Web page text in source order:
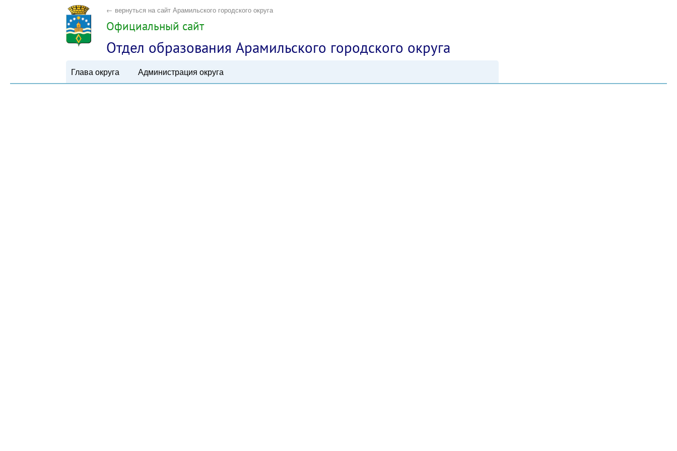
← вернуться на сайт Арамильского городского округа
Официальный сайт
Отдел образования Арамильского городского округа
Глава округа Администрация округа